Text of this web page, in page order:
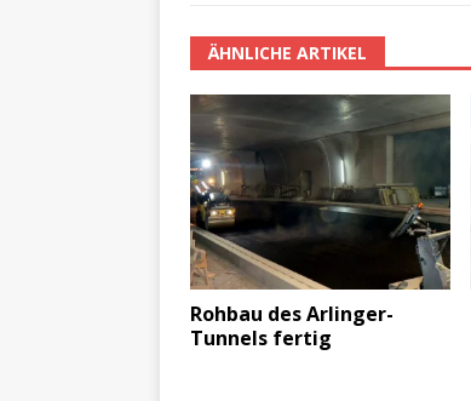
ÄHNLICHE ARTIKEL
Rohbau des Arlinger-
Tunnels fertig